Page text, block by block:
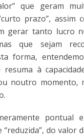
que geram
prazo”, assim
gerar tanto lucro
que sejam
forma,
à
noutro momento,
pontual
“reduzida”, do valor